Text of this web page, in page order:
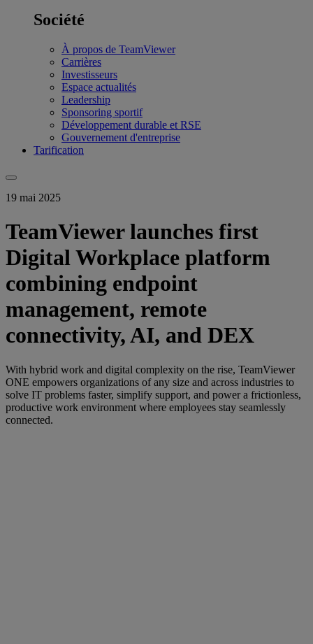
Société
À propos de TeamViewer
Carrières
Investisseurs
Espace actualités
Leadership
Sponsoring sportif
Développement durable et RSE
Gouvernement d'entreprise
Tarification
19 mai 2025
TeamViewer launches first
Digital Workplace platform
combining endpoint
management, remote
connectivity, AI, and DEX
With hybrid work and digital complexity on the rise, TeamViewer
ONE empowers organizations of any size and across industries to
solve IT problems faster, simplify support, and power a frictionless,
productive work environment where employees stay seamlessly
connected.